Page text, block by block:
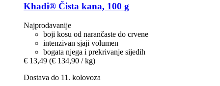
Khadi® Čista kana, 100 g
Najprodavanije
boji kosu od narančaste do crvene
intenzivan sjaji volumen
bogata njega i prekrivanje sijedih
€ 13,49 (€ 134,90 / kg)
Dostava do 11. kolovoza